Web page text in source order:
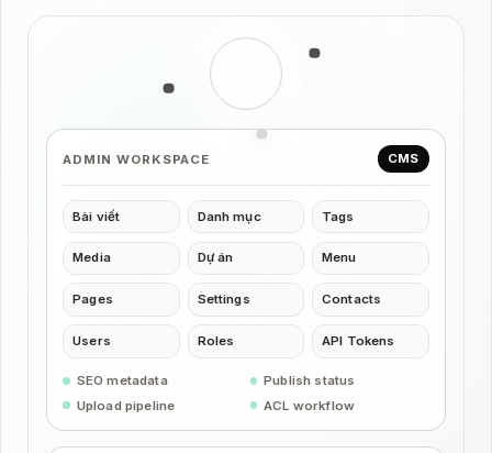
ADMIN WORKSPACE CMS
Bài viết Danh mục Tags
Media Dự án Menu
Pages Settings Contacts
Users Roles API Tokens
SEO metadata
Publish status
Upload pipeline
ACL workflow